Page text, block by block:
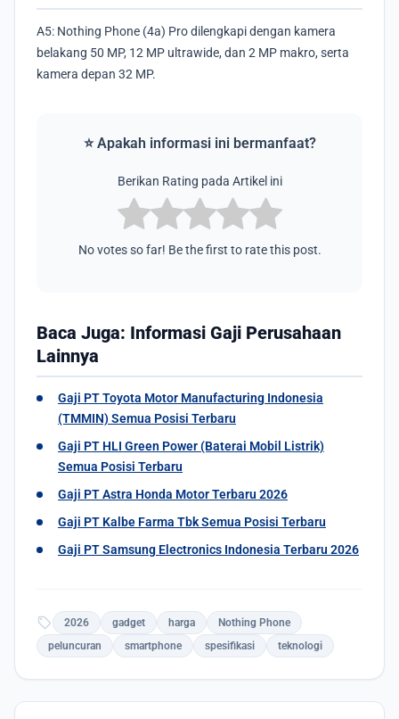
A5: Nothing Phone (4a) Pro dilengkapi dengan kamera
belakang 50 MP, 12 MP ultrawide, dan 2 MP makro, serta
kamera depan 32 MP.
⭐ Apakah informasi ini bermanfaat?
Berikan Rating pada Artikel ini
No votes so far! Be the first to rate this post.
Baca Juga: Informasi Gaji Perusahaan
Lainnya
Gaji PT Toyota Motor Manufacturing Indonesia
(TMMIN) Semua Posisi Terbaru
Gaji PT HLI Green Power (Baterai Mobil Listrik)
Semua Posisi Terbaru
Gaji PT Astra Honda Motor Terbaru 2026
Gaji PT Kalbe Farma Tbk Semua Posisi Terbaru
Gaji PT Samsung Electronics Indonesia Terbaru 2026
sell 2026 gadget harga
Nothing Phone
peluncuran
smartphone spesifikasi teknologi